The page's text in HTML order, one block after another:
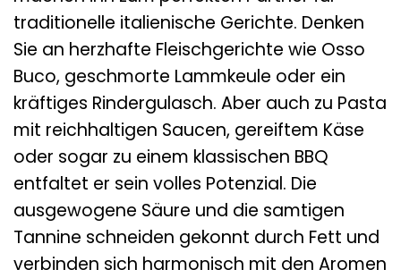
traditionelle italienische Gerichte. Denken
Sie an herzhafte Fleischgerichte wie Osso
Buco, geschmorte Lammkeule oder ein
kräftiges Rindergulasch. Aber auch zu Pasta
mit reichhaltigen Saucen, gereiftem Käse
oder sogar zu einem klassischen BBQ
entfaltet er sein volles Potenzial. Die
ausgewogene Säure und die samtigen
Tannine schneiden gekonnt durch Fett und
verbinden sich harmonisch mit den Aromen